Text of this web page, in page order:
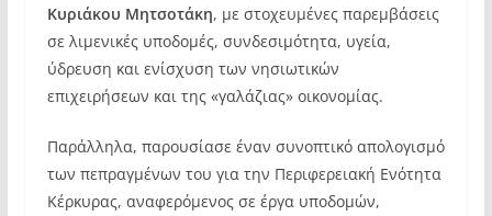
Κυριάκου Μητσοτάκη, με στοχευμένες παρεμβάσεις
σε λιμενικές υποδομές, συνδεσιμότητα, υγεία,
ύδρευση και ενίσχυση των νησιωτικών
επιχειρήσεων και της «γαλάζιας» οικονομίας.
Παράλληλα, παρουσίασε έναν συνοπτικό απολογισμό
των πεπραγμένων του για την Περιφερειακή Ενότητα
Κέρκυρας, αναφερόμενος σε έργα υποδομών,